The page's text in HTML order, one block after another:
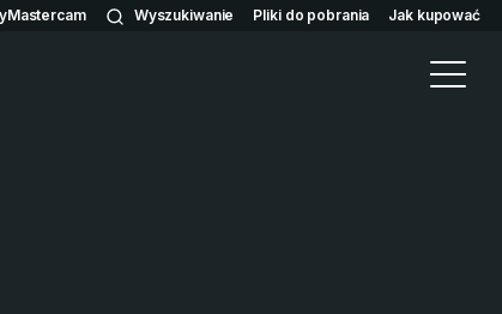
Wyszukiwanie Pliki do pobrania Jak kupować